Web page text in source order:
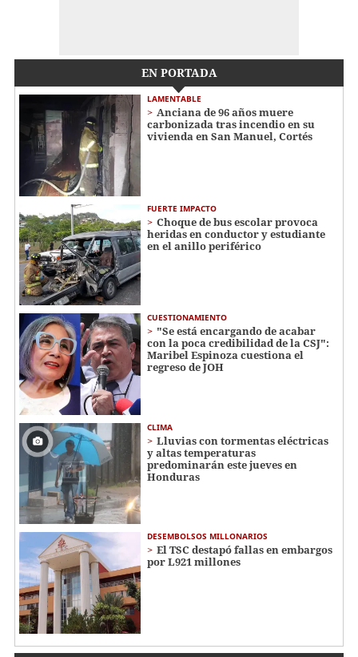
EN PORTADA
LAMENTABLE
Anciana de 96 años muere
carbonizada tras incendio en su
vivienda en San Manuel, Cortés
FUERTE IMPACTO
Choque de bus escolar provoca
heridas en conductor y estudiante
en el anillo periférico
CUESTIONAMIENTO
"Se está encargando de acabar
con la poca credibilidad de la CSJ":
Maribel Espinoza cuestiona el
regreso de JOH
CLIMA
Lluvias con tormentas eléctricas
y altas temperaturas
predominarán este jueves en
Honduras
DESEMBOLSOS MILLONARIOS
El TSC destapó fallas en embargos
por L921 millones